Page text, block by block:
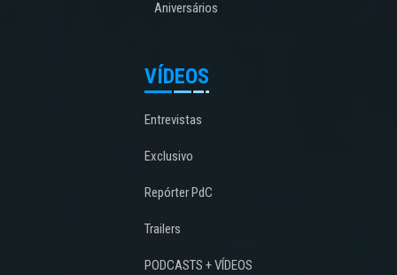
Aniversários
VÍDEOS
Entrevistas
Exclusivo
Repórter PdC
Trailers
PODCASTS + VÍDEOS